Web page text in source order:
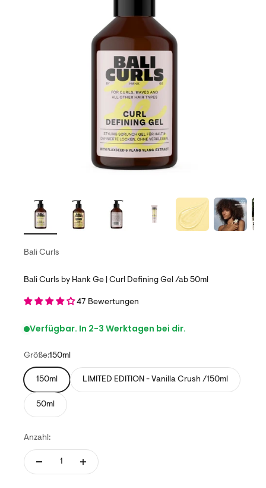
Bali Curls
Bali Curls by Hank Ge | Curl Defining Gel /ab 50ml
47 Bewertungen
Verfügbar. In 2-3 Werktagen bei dir.
Größe:150ml
150ml LIMITED EDITION - Vanilla Crush /150ml
50ml
Anzahl: